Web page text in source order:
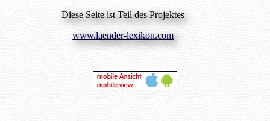
Diese Seite ist Teil des Projektes
www.laender-lexikon.com